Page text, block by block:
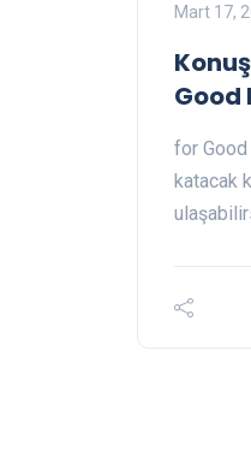
Mart 17,
Good
for
katacak